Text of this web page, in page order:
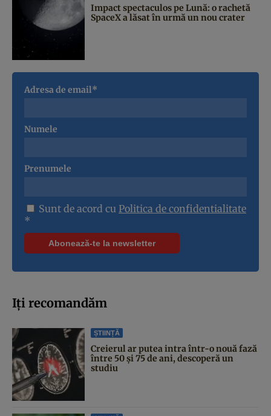
Impact spectaculos pe Lună: o rachetă
SpaceX a lăsat în urmă un nou crater
Adresa de email*
Numele
Prenumele
Sunt de acord cu Politica de confidentialitate
*
Iți recomandăm
ȘTIINȚĂ
Creierul ar putea intra într-o nouă fază
între 50 și 75 de ani, descoperă un
studiu